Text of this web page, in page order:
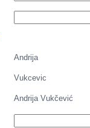
Andrija
Vukcevic
Andrija Vukčević